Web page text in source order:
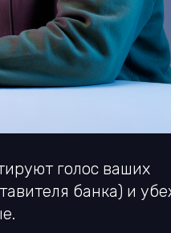
голос ваших
банка) и